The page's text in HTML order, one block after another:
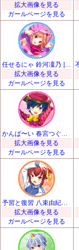
拡大画像を見る
ガールページを見る
拡大画像を見る
ガールページを見る
拡大画像を見る
ガールページを見る
拡大画像を見る
ガールページを見る